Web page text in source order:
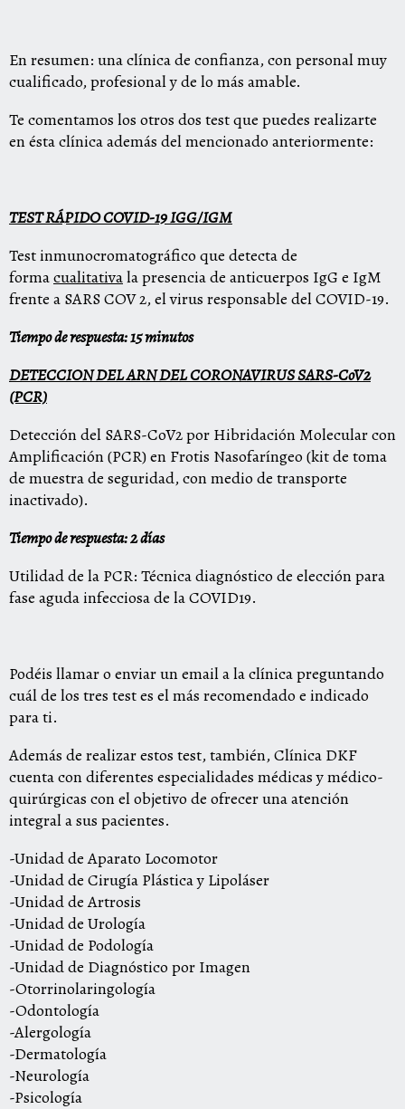
En resumen: una clínica de confianza, con personal muy
cualificado, profesional y de lo más amable.
Te comentamos los otros dos test que puedes realizarte
en ésta clínica además del mencionado anteriormente:
TEST RÁPIDO COVID-19 IGG/IGM
Test inmunocromatográfico que detecta de
formacualitativala presencia de anticuerpos IgG e IgM
frente a SARS COV 2, el virus responsable del COVID-19.
Tiempo de respuesta: 15 minutos
DETECCION DEL ARN DEL CORONAVIRUS SARS-CoV2
(PCR)
Detección del SARS-CoV2 por Hibridación Molecular con
Amplificación (PCR) en Frotis Nasofaríngeo (kit de toma
de muestra de seguridad, con medio de transporte
inactivado).
Tiempo de respuesta: 2 días
Utilidad de la PCR: Técnica diagnóstico de elección para
fase aguda infecciosa de la COVID19.
Podéis llamar o enviar un email a la clínica preguntando
cuál de los tres test es el más recomendado e indicado
para ti.
Además de realizar estos test, también, Clínica DKF
cuenta con diferentes especialidades médicas y médico-
quirúrgicas con el objetivo de ofrecer una atención
integral a sus pacientes.
-Unidad de Aparato Locomotor
-Unidad de Cirugía Plástica y Lipoláser
-Unidad de Artrosis
-Unidad de Urología
-Unidad de Podología
-Unidad de Diagnóstico por Imagen
-Otorrinolaringología
-Odontología
-Alergología
-Dermatología
-Neurología
-Psicología